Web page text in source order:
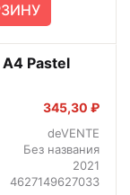
Pastel
345,30 ₽
deVENTE
Без названия
2021
4627149627033